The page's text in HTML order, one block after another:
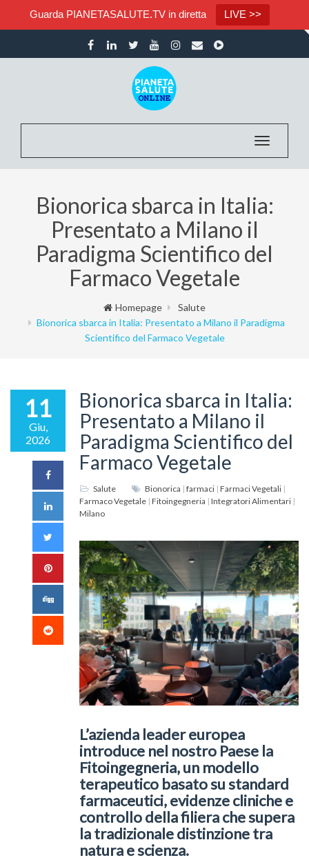
Guarda PIANETASALUTE.TV in diretta LIVE >>
Toggle
Bionorica sbarca in Italia:
Presentato a Milano il
Paradigma Scientifico del
Farmaco Vegetale
Homepage
Salute
Bionorica sbarca in Italia: Presentato a Milano il Paradigma
Scientifico del Farmaco Vegetale
11
Giu,
2026
Bionorica sbarca in Italia:
Presentato a Milano il
Paradigma Scientifico del
Farmaco Vegetale
Salute Bionorica | farmaci | Farmaci Vegetali |
Farmaco Vegetale | Fitoingegneria | Integratori Alimentari |
Milano
L’azienda leader europea
introduce nel nostro Paese la
Fitoingegneria, un modello
terapeutico basato su standard
farmaceutici, evidenze cliniche e
controllo della filiera che supera
la tradizionale distinzione tra
natura e scienza.